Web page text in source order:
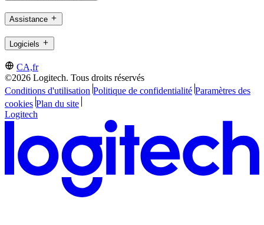
Assistance
Logiciels
CA,fr
©2026 Logitech. Tous droits réservés
Conditions d'utilisation Politique de confidentialité Paramètres des
cookies Plan du site
Logitech